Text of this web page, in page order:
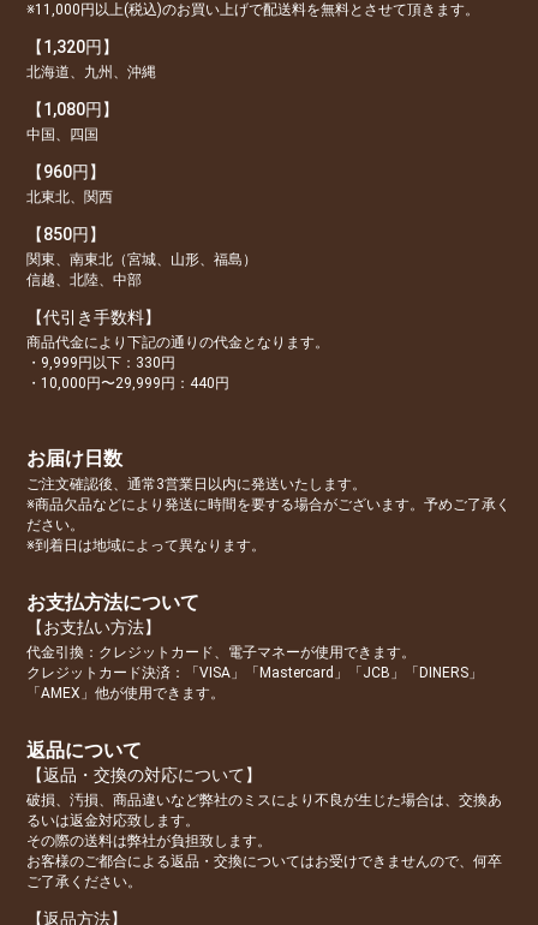
※11,000円以上(税込)のお買い上げで配送料を無料とさせて頂きます。
【1,320円】
北海道、九州、沖縄
【1,080円】
中国、四国
【960円】
北東北、関西
【850円】
関東、南東北（宮城、山形、福島）
信越、北陸、中部
【代引き手数料】
商品代金により下記の通りの代金となります。
・9,999円以下：330円
・10,000円〜29,999円：440円
お届け日数
ご注文確認後、通常3営業日以内に発送いたします。
※商品欠品などにより発送に時間を要する場合がございます。予めご了承く
ださい。
※到着日は地域によって異なります。
お支払方法について
【お支払い方法】
代金引換：クレジットカード、電子マネーが使用できます。
クレジットカード決済：「VISA」「Mastercard」「JCB」「DINERS」
「AMEX」他が使用できます。
返品について
【返品・交換の対応について】
破損、汚損、商品違いなど弊社のミスにより不良が生じた場合は、交換あ
るいは返金対応致します。
その際の送料は弊社が負担致します。
お客様のご都合による返品・交換についてはお受けできませんので、何卒
ご了承ください。
【返品方法】